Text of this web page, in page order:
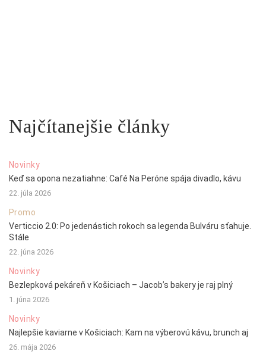
Najčítanejšie články
Novinky
Keď sa opona nezatiahne: Café Na Peróne spája divadlo, kávu
22. júla 2026
Promo
Verticcio 2.0: Po jedenástich rokoch sa legenda Bulváru sťahuje.
Stále
22. júna 2026
Novinky
Bezlepková pekáreň v Košiciach – Jacob’s bakery je raj plný
1. júna 2026
Novinky
Najlepšie kaviarne v Košiciach: Kam na výberovú kávu, brunch aj
26. mája 2026